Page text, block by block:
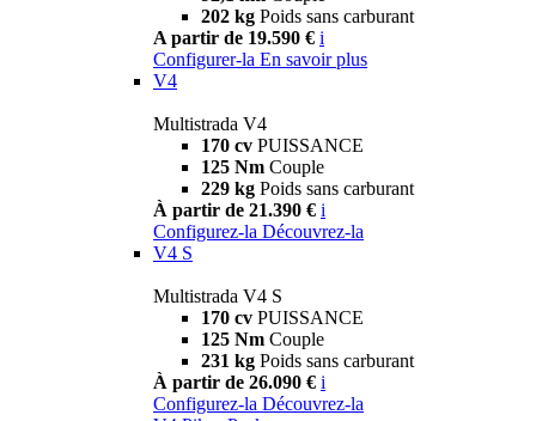
202 kg Poids sans carburant
A partir de 19.590 € i
Configurer-la En savoir plus
V4
Multistrada V4
170 cv PUISSANCE
125 Nm Couple
229 kg Poids sans carburant
À partir de 21.390 € i
Configurez-la Découvrez-la
V4 S
Multistrada V4 S
170 cv PUISSANCE
125 Nm Couple
231 kg Poids sans carburant
À partir de 26.090 € i
Configurez-la Découvrez-la